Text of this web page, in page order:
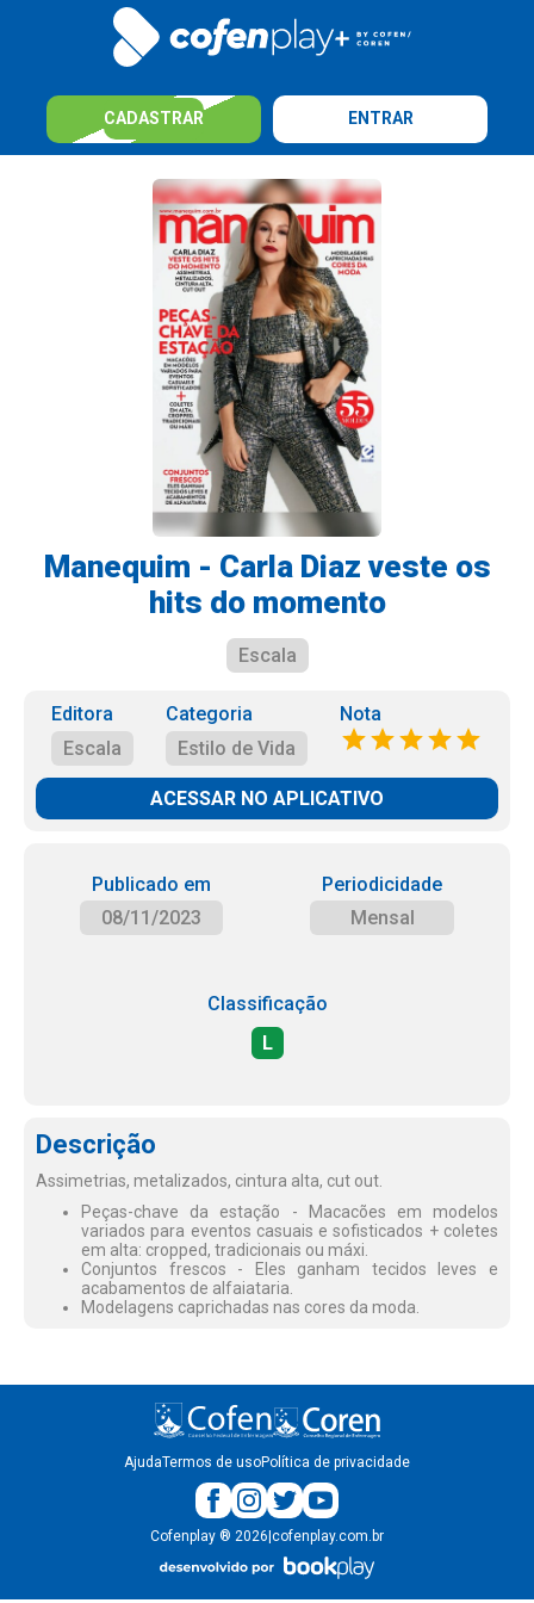
CADASTRAR ENTRAR
Manequim - Carla Diaz veste os
hits do momento
Escala
Editora
Escala
Categoria
Estilo de Vida
Nota
ACESSAR NO APLICATIVO
Publicado em
08/11/2023
Periodicidade
Mensal
Classificação
L
Descrição
Assimetrias, metalizados, cintura alta, cut out.
Peças-chave da estação - Macacões em modelos
variados para eventos casuais e sofisticados + coletes
em alta: cropped, tradicionais ou máxi.
Conjuntos frescos - Eles ganham tecidos leves e
acabamentos de alfaiataria.
Modelagens caprichadas nas cores da moda.
AjudaTermos de usoPolítica de privacidade
Cofenplay ® 2026 cofenplay.com.br